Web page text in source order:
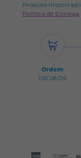
Produto Importado
Política de Entrega
Ordem
06/08/26